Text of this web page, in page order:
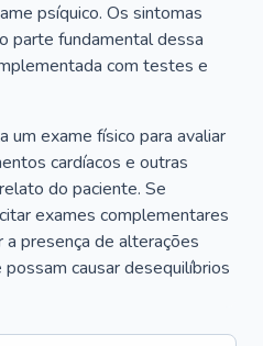
psíquico. Os sintomas
parte fundamental dessa
com testes e
um exame físico para avaliar
cardíacos e outras
do paciente. Se
exames complementares
a presença de alterações
causar desequilíbrios